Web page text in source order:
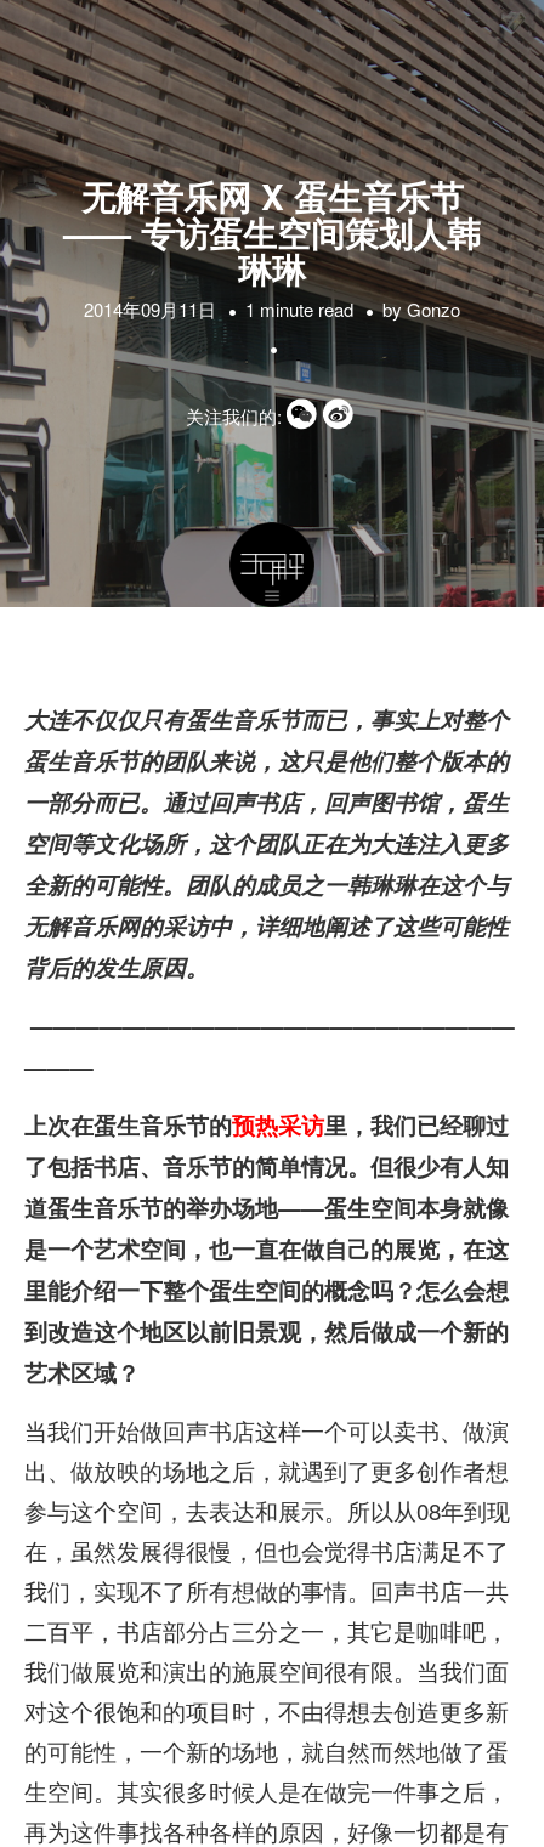
无解音乐网 X 蛋生音乐节
—— 专访蛋生空间策划人韩
琳琳
2014年09月11日 1 minute read byGonzo
关注我们的:
大连不仅仅只有蛋生音乐节而已，事实上对整个
蛋生音乐节的团队来说，这只是他们整个版本的
一部分而已。通过回声书店，回声图书馆，蛋生
空间等文化场所，这个团队正在为大连注入更多
全新的可能性。团队的成员之一韩琳琳在这个与
无解音乐网的采访中，详细地阐述了这些可能性
背后的发生原因。
—————————————————————
———
上次在蛋生音乐节的预热采访里， 我们已经聊过
了包括书店、音乐节的简单情况。但很少有人知
道蛋生音乐节的举办场地——蛋生空间本身就像
是一个艺术空间，也一直在做自己的展览，在这
里能介绍一下整个蛋生空间的概念吗？怎么会想
到改造这个地区以前旧景观，然后做成一个新的
艺术区域？
当我们开始做回声书店这样一个可以卖书、做演
出、做放映的场地之后，就遇到了更多创作者想
参与这个空间，去表达和展示。所以从08年到现
在，虽然发展得很慢，但也会觉得书店满足不了
我们，实现不了所有想做的事情。回声书店一共
二百平，书店部分占三分之一，其它是咖啡吧，
我们做展览和演出的施展空间很有限。当我们面
对这个很饱和的项目时，不由得想去创造更多新
的可能性，一个新的场地，就自然而然地做了蛋
生空间。其实很多时候人是在做完一件事之后，
再为这件事找各种各样的原因，好像一切都是有